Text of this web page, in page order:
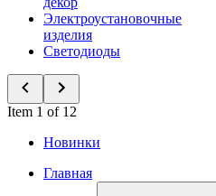
Электроустановочные
изделия
Светодиоды
Item 1 of 12
Новинки
Главная